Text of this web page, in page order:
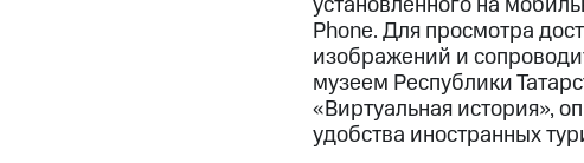
Phone. Для просмотра
изображений и
музеем Республики
«Виртуальная история»,
удобства иностранных